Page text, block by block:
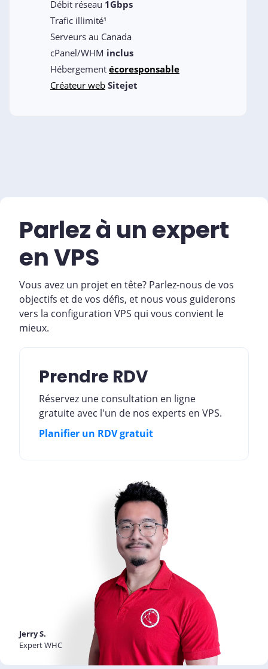
Débit réseau 1Gbps
Trafic illimité¹
Serveurs au Canada
cPanel/WHM inclus
Hébergement écoresponsable
Créateur web Sitejet
Jerry S.
Expert WHC
Parlez à un expert
en VPS
Vous avez un projet en tête? Parlez-nous de vos
objectifs et de vos défis, et nous vous guiderons
vers la configuration VPS qui vous convient le
mieux.
Prendre RDV
Réservez une consultation en ligne
gratuite avec l'un de nos experts en VPS.
Planifier un RDV gratuit